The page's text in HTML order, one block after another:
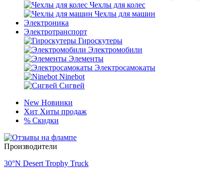
Чехлы для колес
Чехлы для машин
Электроника
Электротранспорт
Гироскутеры
Электромобили
Элементы
Электросамокаты
Ninebot
Сигвей
New Новинки
Хит Хиты продаж
% Скидки
Производители
30°N Desert Trophy Truck